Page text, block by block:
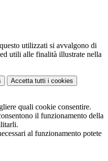
utilizzati si avvalgono di
utili alle finalità illustrate nella
Accetta tutti i cookies
quali cookie consentire.
il funzionamento della
al funzionamento potete